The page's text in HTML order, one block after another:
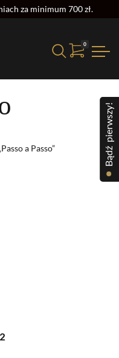
za minimum 700 zł.
0
a Passo” Bądź pierwszy!